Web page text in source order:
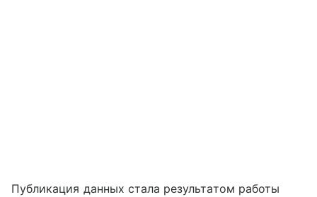
Публикация данных стала результатом работы